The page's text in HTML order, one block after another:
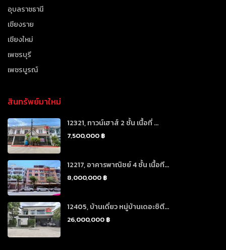
อุบลราชธานี
เชียงราย
เชียงใหม่
เพชรบุรี
เพชรบูรณ์
สินทรัพย์มาใหม่
12321, ทาวน์เฮาส์ 2 ชั้น เนื้อที่ ...
7,500,000 ฿
12217, อาคารพาณิชย์ 4 ชั้น เนื้อที...
8,000,000 ฿
12405, บ้านเดี่ยว หมู่บ้านเดอะซิตี...
26,000,000 ฿